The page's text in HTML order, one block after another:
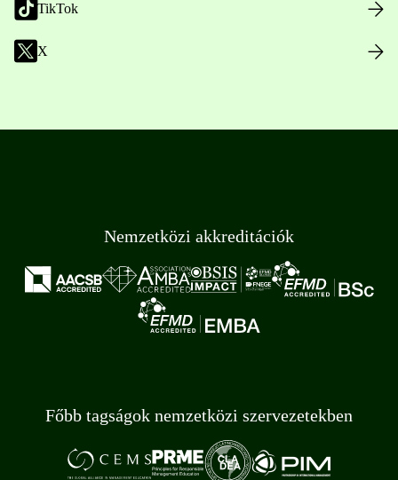
TikTok
X
Nemzetközi akkreditációk
Főbb tagságok nemzetközi szervezetekben